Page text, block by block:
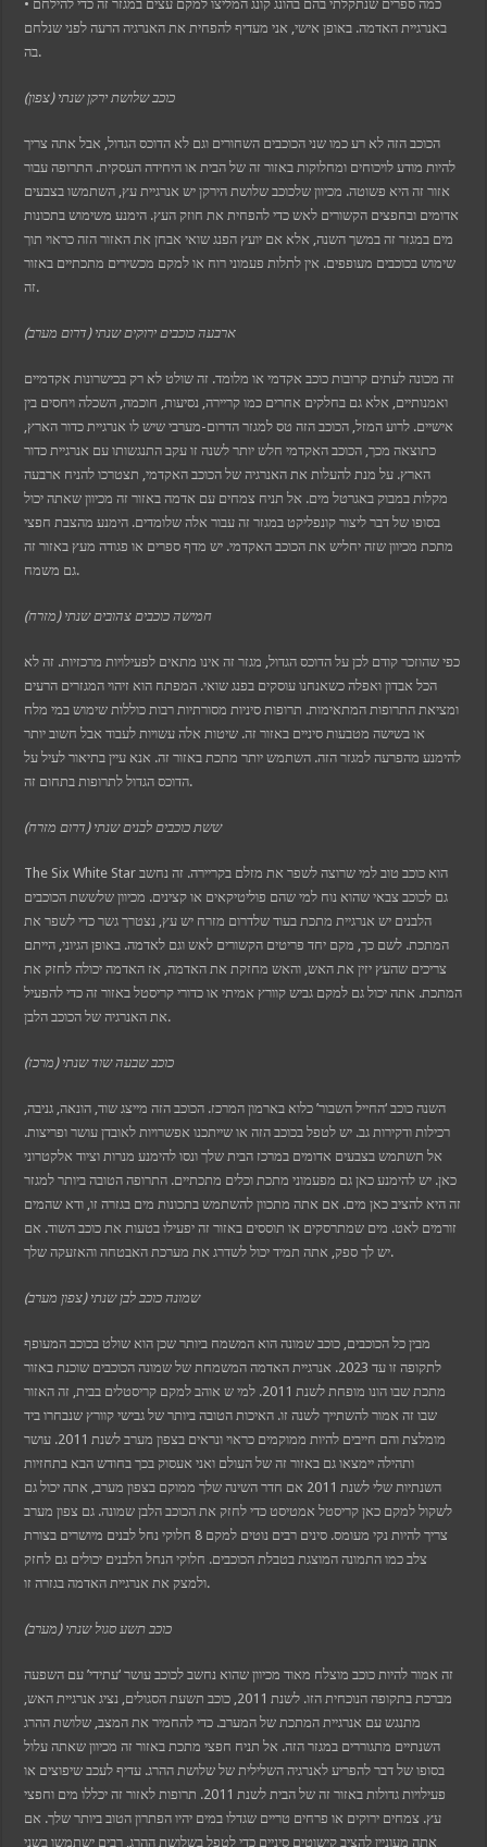
• כמה ספרים שנתקלתי בהם בהונג קונג המליצו למקם עצים במגזר זה כדי להילחם
באנרגיית האדמה. באופן אישי, אני מעדיף להפחית את האנרגיה הרעה לפני שנלחם
בה.
כוכב שלושת ירקן שנתי (צפון)
הכוכב הזה לא רע כמו שני הכוכבים השחורים וגם לא הדוכס הגדול, אבל אתה צריך
להיות מודע לויכוחים ומחלוקות באזור זה של הבית או היחידה העסקית. התרופה עבור
אזור זה היא פשוטה. מכיוון שלכוכב שלושת הירקן יש אנרגיית עץ, השתמשו בצבעים
אדומים ובחפצים הקשורים לאש כדי להפחית את חוזק העץ. הימנע משימוש בתכונות
מים במגזר זה במשך השנה, אלא אם יועץ הפנג שואי אבחן את האזור הזה כראוי תוך
שימוש בכוכבים מעופפים. אין לתלות פעמוני רוח או למקם מכשירים מתכתיים באזור
זה.
ארבעה כוכבים ירוקים שנתי (דרום מערב)
זה מכונה לעתים קרובות כוכב אקדמי או מלומד. זה שולט לא רק בכישרונות אקדמיים
ואמנותיים, אלא גם בחלקים אחרים כמו קריירה, נסיעות, חוכמה, השכלה ויחסים בין
אישיים. לרוע המזל, הכוכב הזה טס למגזר הדרום-מערבי שיש לו אנרגיית כדור הארץ,
כתוצאה מכך, הכוכב האקדמי חלש יותר לשנה זו עקב התנגשותו עם אנרגיית כדור
הארץ. על מנת להעלות את האנרגיה של הכוכב האקדמי, תצטרכו להניח ארבעה
מקלות במבוק באגרטל מים. אל תניח צמחים עם אדמה באזור זה מכיוון שאתה יכול
בסופו של דבר ליצור קונפליקט במגזר זה עבור אלה שלומדים. הימנע מהצבת חפצי
מתכת מכיוון שזה יחליש את הכוכב האקדמי. יש מדף ספרים או פגודה מעץ באזור זה
גם משמח.
חמישה כוכבים צהובים שנתי (מזרח)
כפי שהוזכר קודם לכן על הדוכס הגדול, מגזר זה אינו מתאים לפעילויות מרכזיות. זה לא
הכל אבדון ואפלה כשאנחנו עוסקים בפנג שואי. המפתח הוא זיהוי המגזרים הרעים
ומציאת התרופות המתאימות. תרופות סיניות מסורתיות רבות כוללות שימוש במי מלח
או בשישה מטבעות סיניים באזור זה. שיטות אלה עשויות לעבוד אבל חשוב יותר
להימנע מהפרעה למגזר הזה. השתמש יותר מתכת באזור זה. אנא עיין בתיאור לעיל על
הדוכס הגדול לתרופות בתחום זה.
ששת כוכבים לבנים שנתי (דרום מזרח)
The Six White Star הוא כוכב טוב למי שרוצה לשפר את מזלם בקריירה. זה נחשב
גם לכוכב צבאי שהוא נוח למי שהם פוליטיקאים או קצינים. מכיוון שלששת הכוכבים
הלבנים יש אנרגיית מתכת בעוד שלדרום מזרח יש עץ, נצטרך גשר כדי לשפר את
המתכת. לשם כך, מקם יחד פריטים הקשורים לאש וגם לאדמה. באופן הגיוני, הייתם
צריכים שהעץ יזין את האש, והאש מחזקת את האדמה, אז האדמה יכולה לחזק את
המתכת. אתה יכול גם למקם גביש קוורץ אמיתי או כדורי קריסטל באזור זה כדי להפעיל
את האנרגיה של הכוכב הלבן.
כוכב שבעה שוד שנתי (מרכז)
השנה כוכב ‘החייל השבור’ כלוא בארמון המרכז. הכוכב הזה מייצג שוד, הונאה, גניבה,
רכילות ודקירות גב. יש לטפל בכוכב הזה או שייתכנו אפשרויות לאובדן עושר ופריצות.
אל תשתמש בצבעים אדומים במרכז הבית שלך ונסו להימנע מנרות וציוד אלקטרוני
כאן. יש להימנע כאן גם מפעמוני מתכת וכלים מתכתיים. התרופה הטובה ביותר למגזר
זה היא להציב כאן מים. אם אתה מתכוון להשתמש בתכונות מים בגזרה זו, ודא שהמים
זורמים לאט. מים שמתרסקים או תוססים באזור זה יפעילו בטעות את כוכב השוד. אם
יש לך ספק, אתה תמיד יכול לשדרג את מערכת האבטחה והאזעקה שלך.
שמונה כוכב לבן שנתי (צפון מערב)
מבין כל הכוכבים, כוכב שמונה הוא המשמח ביותר שכן הוא שולט בכוכב המעופף
לתקופה זו עד 2023. אנרגיית האדמה המשמחת של שמונה הכוכבים שוכנת באזור
מתכת שבו הונו מופחת לשנת 2011. למי ש אוהב למקם קריסטלים בבית, זה האזור
שבו זה אמור להשתייך לשנה זו. האיכות הטובה ביותר של גבישי קוורץ שנבחרו ביד
מומלצת והם חייבים להיות ממוקמים כראוי ונראים בצפון מערב לשנת 2011. עושר
ותהילה יימצאו גם באזור זה של העולם ואני אעסוק בכך בחודש הבא בתחזיות
השנתיות שלי לשנת 2011 אם חדר השינה שלך ממוקם בצפון מערב, אתה יכול גם
לשקול למקם כאן קריסטל אמטיסט כדי לחזק את הכוכב הלבן שמונה. גם צפון מערב
צריך להיות נקי מעומס. סינים רבים נוטים למקם 8 חלוקי נחל לבנים מיושרים בצורת
צלב כמו התמונה המוצגת בטבלת הכוכבים. חלוקי הנחל הלבנים יכולים גם לחזק
ולמצק את אנרגיית האדמה בגזרה זו.
כוכב תשע סגול שנתי (מערב)
זה אמור להיות כוכב מוצלח מאוד מכיוון שהוא נחשב לכוכב עושר ‘עתידי’ עם השפעה
מברכת בתקופה הנוכחית הזו. לשנת 2011, כוכב תשעת הסגולים, נציג אנרגיית האש,
מתנגש עם אנרגיית המתכת של המערב. כדי להחמיר את המצב, שלושת ההרג
השנתיים מתגוררים במגזר הזה. אל תניח חפצי מתכת באזור זה מכיוון שאתה עלול
בסופו של דבר להפריע לאנרגיה השלילית של שלושת ההרג. עדיף לעכב שיפוצים או
פעילויות גדולות באזור זה של הבית לשנת 2011. תרופות לאזור זה יכללו מים וחפצי
עץ. צמחים ירוקים או פרחים טריים שגדלו במים יהיו הפתרון הטוב ביותר שלך. אם
אתה מעוניין להציב קישוטים סיניים כדי לטפל בשלושת ההרג, רבים ישתמשו בשני